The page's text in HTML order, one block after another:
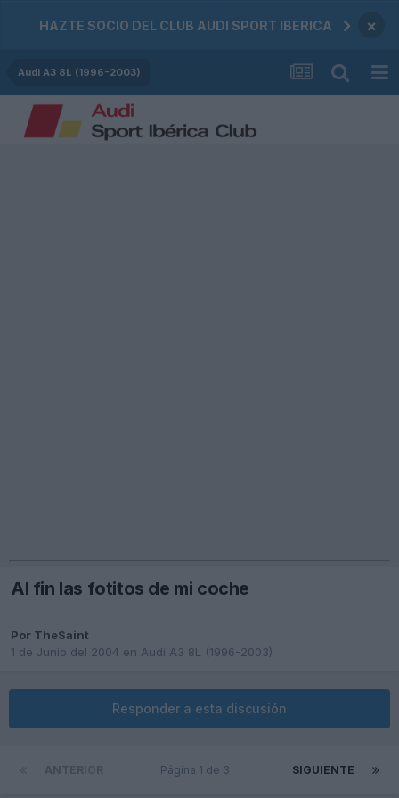
HAZTE SOCIO DEL CLUB AUDI SPORT IBERICA ×
Audi A3 8L (1996-2003)
Al fin las fotitos de mi coche
Por TheSaint
1 de Junio del 2004 en Audi A3 8L (1996-2003)
Responder a esta discusión
SIGUIENTE
Página 1 de 3